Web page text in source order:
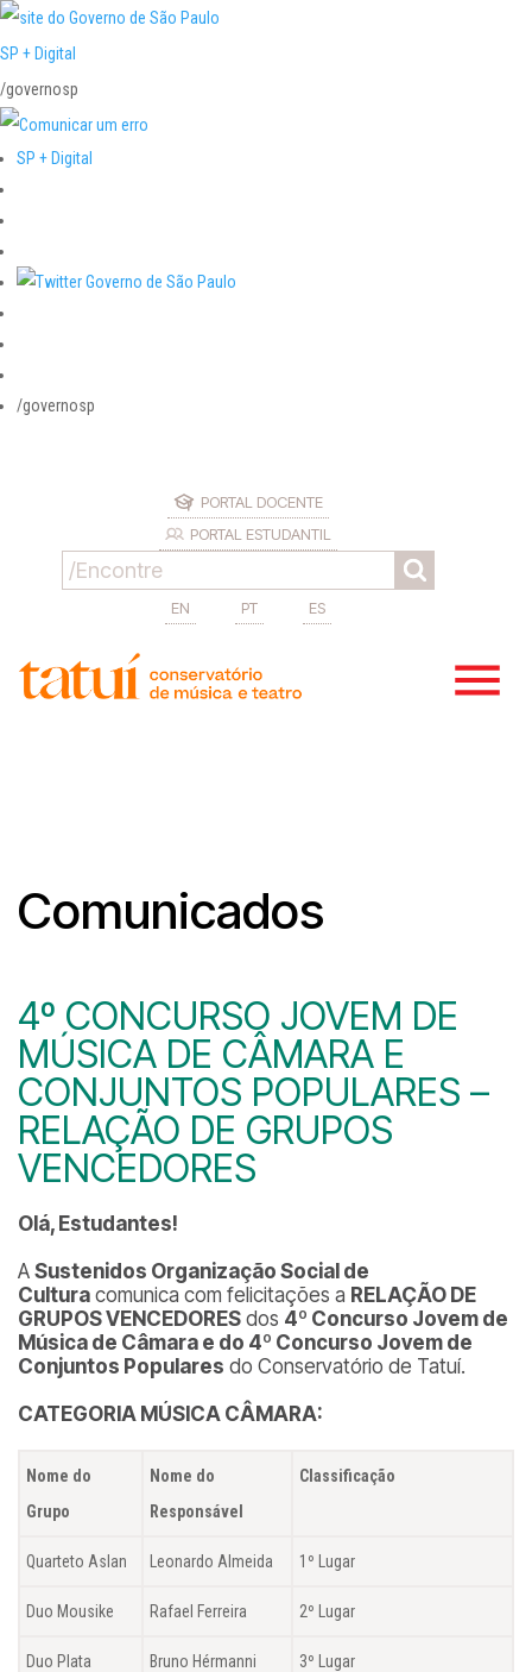
SP + Digital
/governosp
SP + Digital
/governosp
PORTAL DOCENTE
PORTAL ESTUDANTIL
EN PT ES
Comunicados
4º CONCURSO JOVEM DE
MÚSICA DE CÂMARA E
CONJUNTOS POPULARES –
RELAÇÃO DE GRUPOS
VENCEDORES
Olá, Estudantes!
A Sustenidos Organização Social de
Cultura comunica com felicitações a RELAÇÃO DE
GRUPOS VENCEDORES dos 4º Concurso Jovem de
Música de Câmara e do 4º Concurso Jovem de
Conjuntos Populares do Conservatório de Tatuí.
CATEGORIA MÚSICA CÂMARA:
Nome do
Grupo
Nome do
Responsável
Classificação
Quarteto Aslan Leonardo Almeida 1º Lugar
Duo Mousike Rafael Ferreira 2º Lugar
Duo Plata Bruno Hérmanni 3º Lugar